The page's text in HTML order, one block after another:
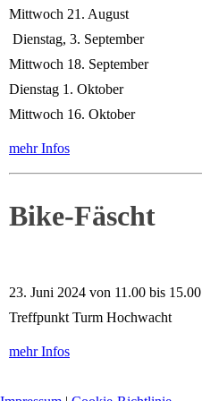
Mittwoch 21. August
Dienstag, 3. September
Mittwoch 18. September
Dienstag 1. Oktober
Mittwoch 16. Oktober
mehr Infos
Bike-Fäscht
23. Juni 2024 von 11.00 bis 15.00
Treffpunkt Turm Hochwacht
mehr Infos